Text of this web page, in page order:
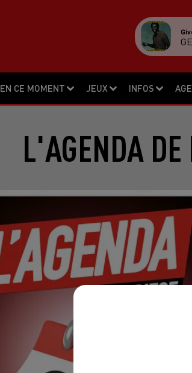
EN CE MOMENT JEUX INFOS
L'AGENDA